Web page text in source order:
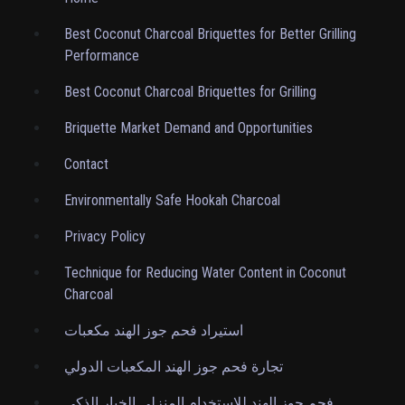
Best Coconut Charcoal Briquettes for Better Grilling
Performance
Best Coconut Charcoal Briquettes for Grilling
Briquette Market Demand and Opportunities
Contact
Environmentally Safe Hookah Charcoal
Privacy Policy
Technique for Reducing Water Content in Coconut
Charcoal
استيراد فحم جوز الهند مكعبات
تجارة فحم جوز الهند المكعبات الدولي